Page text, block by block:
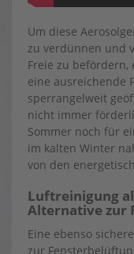
Um diese
zu verdünnen und
Freie zu
eine ausreichende
sperrangelweit
nicht immer
Sommer noch für
im kalten Winter
von den
Luftreinigung
Alternative zur
Eine ebenso
zur